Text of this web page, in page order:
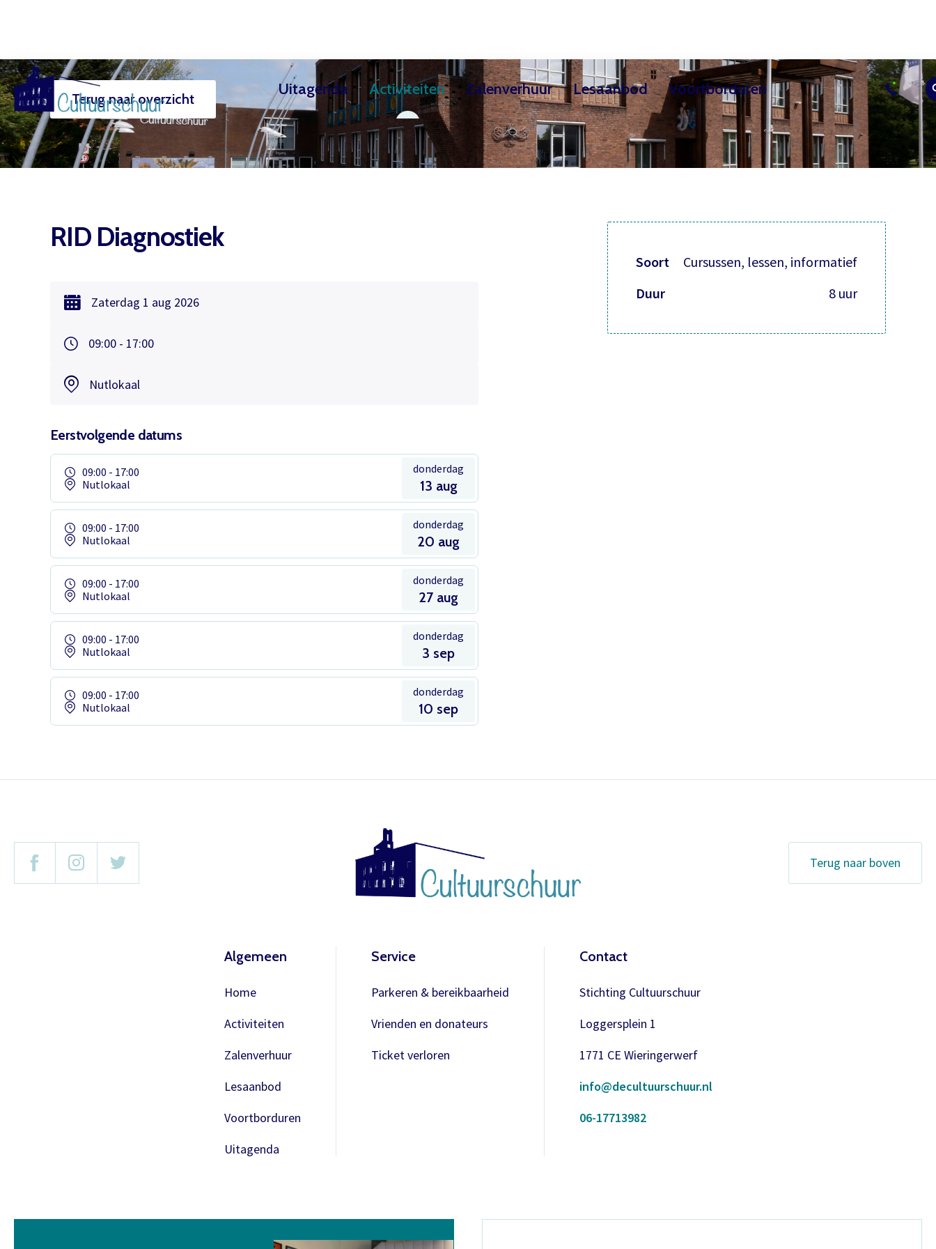
Inloggen
Onthoud gegevens
Inloggen
Het theaterabonnement á €110 geeft gratis toegang tot
totaal 17 voorstellingen.
Het abonnement staat op naam, waardoor per voorstelling
maar één kaart gratis besteld kan worden. Bij bestelling van
meerdere kaarten worden de extra kaarten in rekening
verwerken we het abonnement.
U krijgt dan bericht dat u gratis kan reserveren, gewoon via de
bestelknop bij de voorstelling.
Uitagenda Activiteiten Zalenverhuur Lesaanbod Voortborduren
ExpositiesHuurdersOver de CultuurschuurActueelVrijwilliger wordenContact
Muziekschool Teken- & Schilderles / Creatieve kindercursussen Overig les aanbod
TheaterzaalFilmhuis
Terug naar overzicht
RID Diagnostiek
Zaterdag 1 aug 2026
09:00 - 17:00
Nutlokaal
Eerstvolgende datums
09:00 - 17:00
Nutlokaal
donderdag
13 aug
09:00 - 17:00
Nutlokaal
donderdag
20 aug
09:00 - 17:00
Nutlokaal
donderdag
27 aug
09:00 - 17:00
Nutlokaal
donderdag
3 sep
09:00 - 17:00
Nutlokaal
donderdag
10 sep
Soort
Cursussen, lessen, informatief
Duur
8 uur
Terug naar boven
Algemeen
Home
Activiteiten
Zalenverhuur
Lesaanbod
Voortborduren
Uitagenda
Service
Parkeren & bereikbaarheid
Vrienden en donateurs
Ticket verloren
Contact
Stichting Cultuurschuur
Loggersplein 1
1771 CE Wieringerwerf
info@decultuurschuur.nl
06-17713982